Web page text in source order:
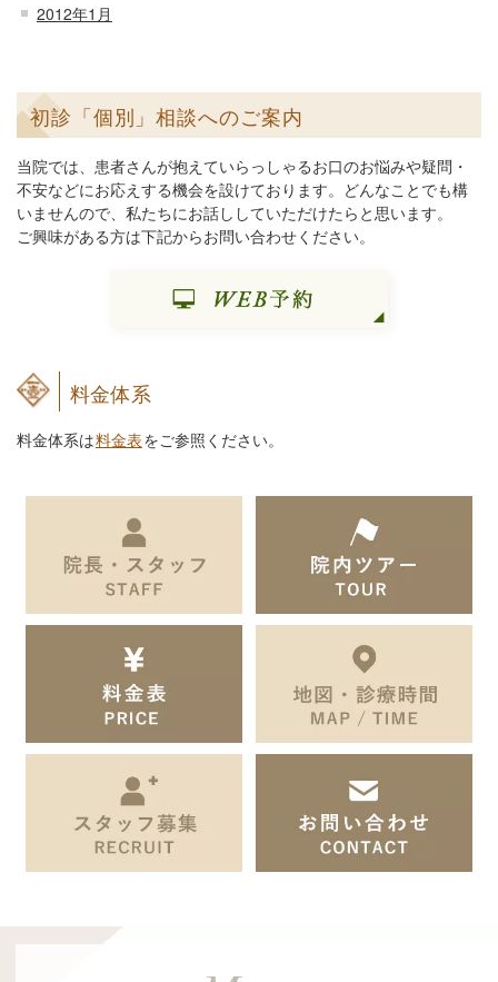
2012年1月
初診「個別」相談へのご案内
当院では、患者さんが抱えていらっしゃるお口のお悩みや疑問・
不安などにお応えする機会を設けております。どんなことでも構
いませんので、私たちにお話ししていただけたらと思います。
ご興味がある方は下記からお問い合わせください。
料金体系
料金体系は料金表をご参照ください。